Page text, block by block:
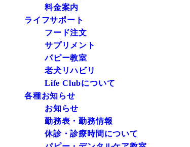
料金案内
ライフサポート
フード注文
サプリメント
パピー教室
老犬リハビリ
Life Clubについて
各種お知らせ
お知らせ
勤務表・勤務情報
休診・診療時間について